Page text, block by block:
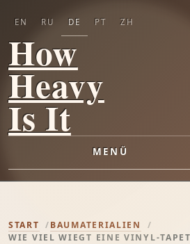
How
Heavy
Is It
MENÜ
EN RU DE PT ZH
START
BAUMATERIALIEN
WIE VIEL WIEGT EINE VINYL-